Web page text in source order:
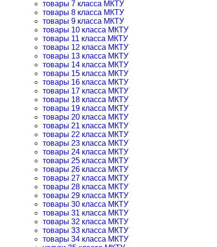
товары 7 класса МКТУ
товары 8 класса МКТУ
товары 9 класса МКТУ
товары 10 класса МКТУ
товары 11 класса МКТУ
товары 12 класса МКТУ
товары 13 класса МКТУ
товары 14 класса МКТУ
товары 15 класса МКТУ
товары 16 класса МКТУ
товары 17 класса МКТУ
товары 18 класса МКТУ
товары 19 класса МКТУ
товары 20 класса МКТУ
товары 21 класса МКТУ
товары 22 класса МКТУ
товары 23 класса МКТУ
товары 24 класса МКТУ
товары 25 класса МКТУ
товары 26 класса МКТУ
товары 27 класса МКТУ
товары 28 класса МКТУ
товары 29 класса МКТУ
товары 30 класса МКТУ
товары 31 класса МКТУ
товары 32 класса МКТУ
товары 33 класса МКТУ
товары 34 класса МКТУ